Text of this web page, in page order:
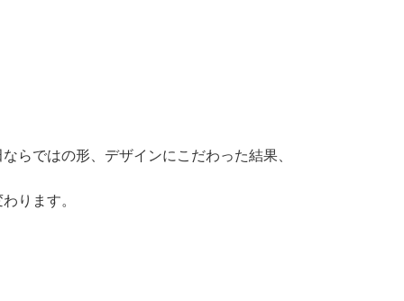
らではの形、デザインにこだわった結果、
ります。